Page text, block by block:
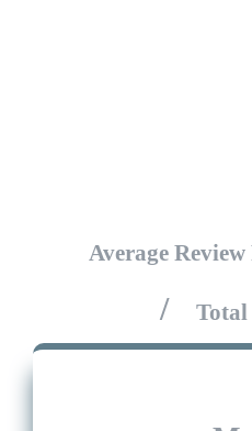
Average
/ Total